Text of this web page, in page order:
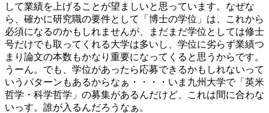
して業績を上げることが望ましいと思っています。なぜな
ら、確かに研究職の要件として「博士の学位」は、これから
必須になるのかもしれませんが、まだまだ学位としては修士
号だけでも取ってくれる大学は多いし、学位に劣らず業績つ
まり論文の本数もかなり重要になってくると思うからです。
うーん。でも、学位があったら応募できるかもしれないって
いうパターンもあるからなぁ・・・・いま九州大学で「英米
哲学・科学哲学」の募集があるんだけど、これは間に合わな
いっす。誰が入るんだろうなぁ。